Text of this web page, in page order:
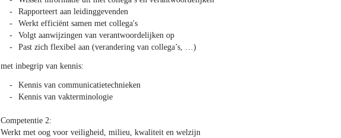
Rapporteert aan leidinggevenden
Werkt efficiënt samen met collega's
Volgt aanwijzingen van verantwoordelijken op
Past zich flexibel aan (verandering van collega’s, …)
met inbegrip van kennis:
Kennis van communicatietechnieken
Kennis van vakterminologie
Competentie 2:
Werkt met oog voor veiligheid, milieu, kwaliteit en welzijn